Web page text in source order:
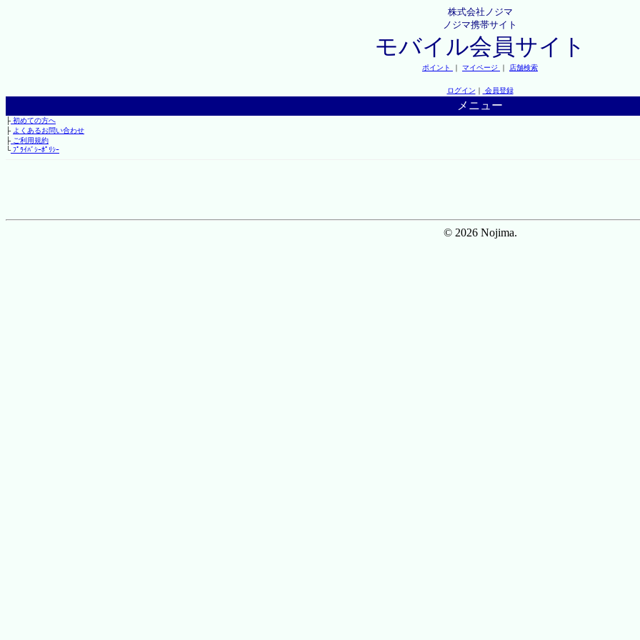
株式会社ノジマ
ノジマ携帯サイト
モバイル会員サイト
ポイント ｜ マイページ ｜ 店舗検索
ログイン ｜ 会員登録
メニュー
├初めての方へ
├ よくあるお問い合わせ
├ご利用規約
└ﾌﾟﾗｲﾊﾞｼｰﾎﾟﾘｼｰ
© 2026 Nojima.